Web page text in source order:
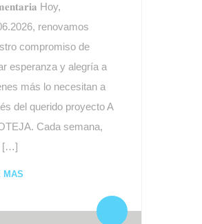
Hoy,
renovamos
compromiso de
esperanza y alegría a
más lo necesitan a
del querido proyecto A
Cada semana,
[…]
MAS